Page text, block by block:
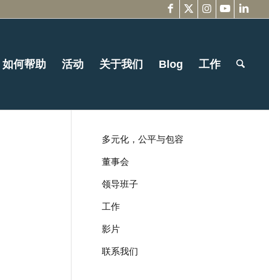
如何帮助 活动 关于我们 Blog 工作
多元化，公平与包容
董事会
领导班子
工作
影片
联系我们